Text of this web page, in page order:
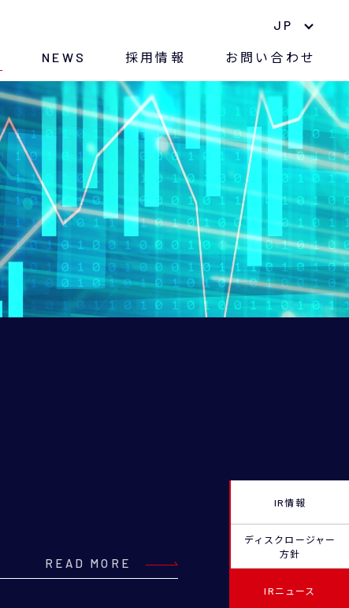
JP
中期経営計画
環境への取り組み
紛争鉱物に対する方針
CSR
ナノマテリアル
長期株主優待制度
株価情報
電子公告
アナリストレポート
NEWS 採用情報 お問い合わせ
READ MORE
IR情報
ディスクロージャー
方針
IRニュース